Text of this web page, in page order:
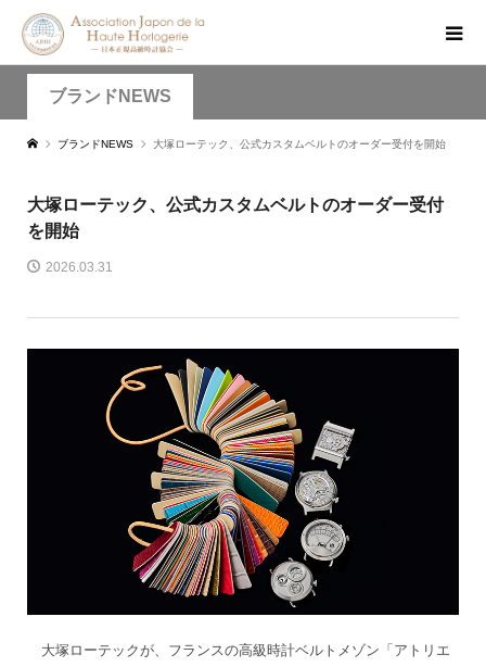
ブランドNEWS
ブランドNEWS 大塚ローテック、公式カスタムベルトのオーダー受付を開始
大塚ローテック、公式カスタムベルトのオーダー受付
を開始
2026.03.31
大塚ローテックが、フランスの高級時計ベルトメゾン「アトリエ